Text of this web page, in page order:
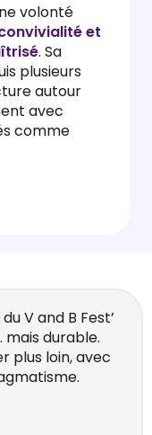
volonté
et
. Sa
plusieurs
autour
avec
comme
V and B Fest’
durable.
plus loin, avec